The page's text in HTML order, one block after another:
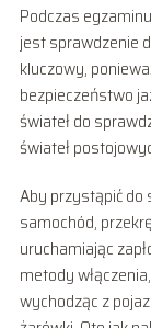
Podczas
jest sprawdzenie
kluczowy,
bezpieczeństwo
świateł do
świateł
Aby przystąpić do
samochód,
uruchamiając
metody
wychodząc z